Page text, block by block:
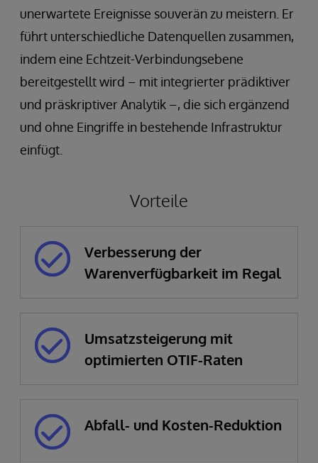
unerwartete Ereignisse souverän zu meistern. Er
führt unterschiedliche Datenquellen zusammen,
indem eine Echtzeit-Verbindungsebene
bereitgestellt wird – mit integrierter prädiktiver
und präskriptiver Analytik –, die sich ergänzend
und ohne Eingriffe in bestehende Infrastruktur
einfügt.
Vorteile
Verbesserung der
Warenverfügbarkeit im Regal
Umsatzsteigerung mit
optimierten OTIF-Raten
Abfall- und Kosten-Reduktion